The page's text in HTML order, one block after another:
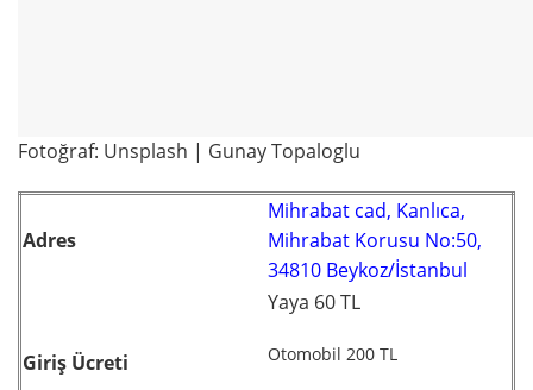
Fotoğraf: Unsplash | Gunay Topaloglu
Adres
Mihrabat cad, Kanlıca,
Mihrabat Korusu No:50,
34810 Beykoz/İstanbul
Giriş Ücreti
Yaya 60 TL
Otomobil 200 TL